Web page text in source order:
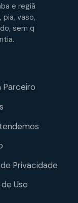
e regiã
vaso,
sem q
Parceiro
Privacidade
Uso